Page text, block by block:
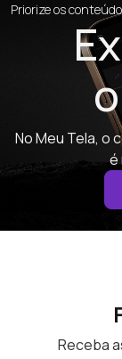
Priorize os
No Meu Tela, o
é
Receba